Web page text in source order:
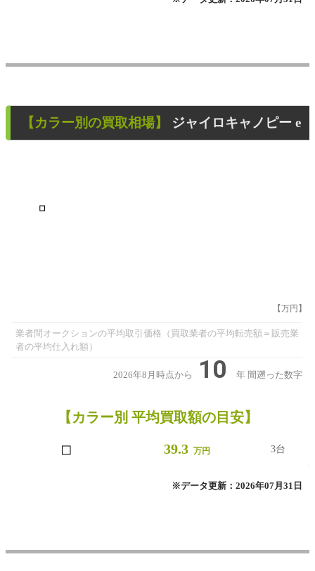
【カラー別の買取相場】 ジャイロキャノピー e
■
【万円】
業者間オークションの平均取引価格（買取業者の平均転売額＝販売業
者の平均仕入れ額）
2026年8月時点から 10 年 間遡った数字
【カラー別 平均買取額の目安】
■ 39.3 万円 3台
※データ更新：2026年07月31日